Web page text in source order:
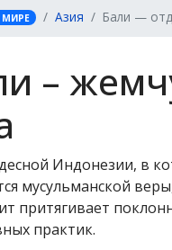
МИРЕ Азия Бали —
–
Индонезии, в
мусульманской
притягивает
практик.